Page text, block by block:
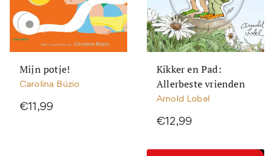
Mijn potje!
Carolina Búzio
€11,99
Kikker en Pad:
Allerbeste vrienden
Arnold Lobel
€12,99